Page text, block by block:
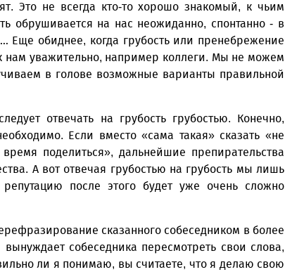
Это не всегда кто-то хорошо знакомый, к чьим
обрушивается на нас не­ожиданно, спонтанно - в
Еще обиднее, когда грубость или пренебрежение
уважительно, например коллеги. Мы не можем
в голове возможные варианты правильной
отвечать на грубость грубостью. Конечно,
Если вместо «сама такая» сказать «не
поделиться», дальнейшие препирательства
А вот отвечая грубостью на грубость мы лишь
после этого будет уже очень сложно
сказанного собеседником в более
собеседника пересмотреть свои слова,
ли я понимаю, вы считаете, что я делаю свою